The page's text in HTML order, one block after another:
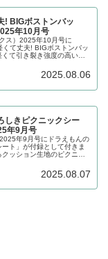
! BIGボストンバッ
年10月号
ス）2025年10月号に
て丈夫! BIGボストンバッ
て引き裂き強度の高いリ
。詳細をレビューしま
2025.08.06
しきピクニックシー
年9月号
年9月号にドラえもんの
ート」が付録として付きま
ッション生地のピクニッ
ックに付けて、ハイキング
レビューします。2025.08.07